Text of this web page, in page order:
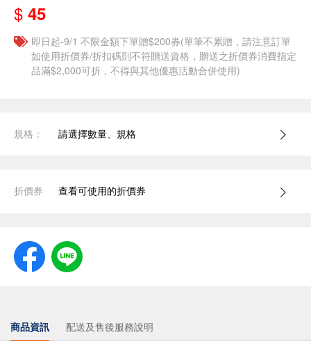
$ 45
即日起-9/1 不限金額下單贈$200券(單筆不累贈，請注意訂單
如使用折價券/折扣碼則不符贈送資格，贈送之折價券消費指定
品滿$2,000可折，不得與其他優惠活動合併使用)
規格： 請選擇數量、規格
折價券 查看可使用的折價券
商品資訊 配送及售後服務說明